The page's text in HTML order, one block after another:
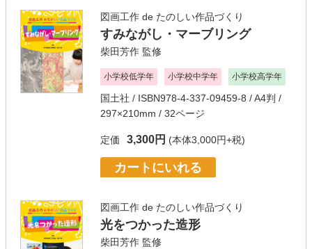
図画工作 de たのしい作品づくり
すみながし・マーブリング
柴田芳作 監修
小学校低学年 小学校中学年 小学校高学年
国土社 / ISBN978-4-337-09459-8 / A4判 /
297×210mm / 32ページ
定価 3,300円 (本体3,000円+税)
カートにいれる
図画工作 de たのしい作品づくり
光をつかった造形
柴田芳作 監修